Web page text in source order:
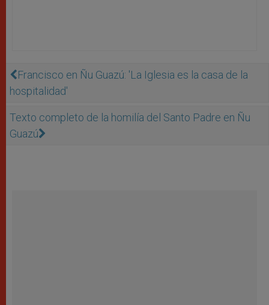
Francisco en Ñu Guazú: 'La Iglesia es la casa de la
hospitalidad'
Texto completo de la homilía del Santo Padre en Ñu
Guazú